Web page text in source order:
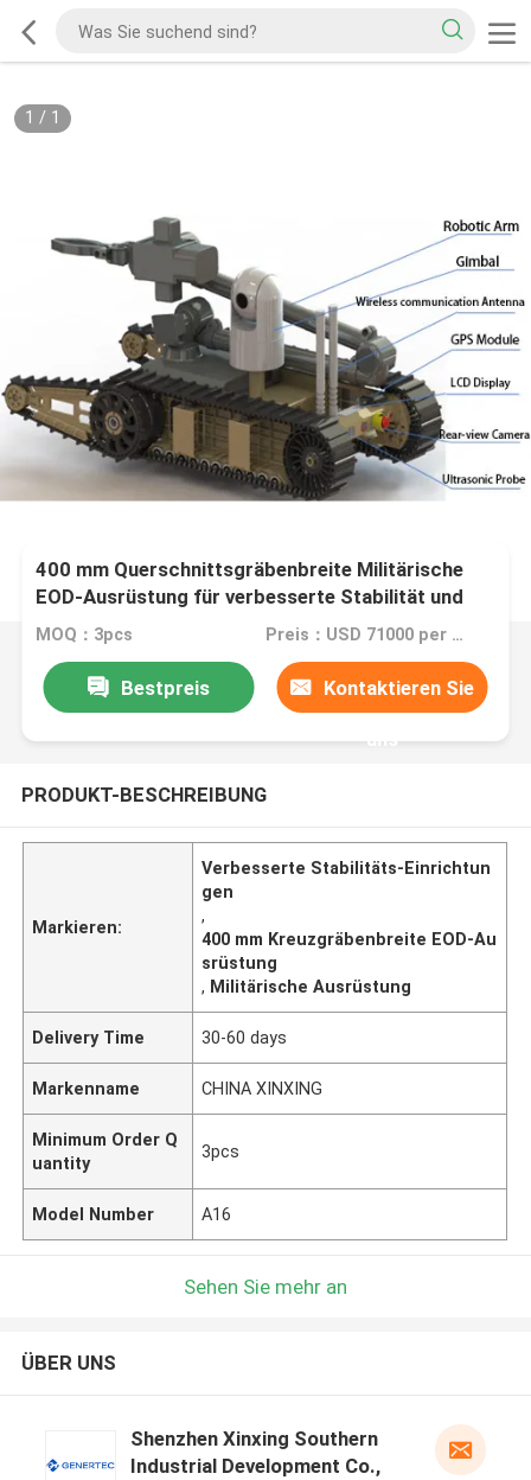
1 / 1
400 mm Querschnittsgräbenbreite Militärische
EOD-Ausrüstung für verbesserte Stabilität und
Leistung
MOQ：3pcs Preis：USD 71000 per pcs
Bestpreis Kontaktieren Sie
uns
PRODUKT-BESCHREIBUNG
Markieren:
Verbesserte Stabilitäts-Einrichtun
gen
,
400 mm Kreuzgräbenbreite EOD-Au
srüstung
, Militärische Ausrüstung
Delivery Time 30-60 days
Markenname CHINA XINXING
Minimum Order Q
uantity
3pcs
Model Number A16
Sehen Sie mehr an
ÜBER UNS
Shenzhen Xinxing Southern
Industrial Development Co.,